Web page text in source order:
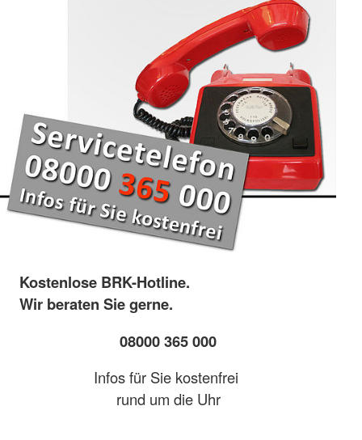
Kostenlose BRK-Hotline.
Wir beraten Sie gerne.
08000 365 000
Infos für Sie kostenfrei
rund um die Uhr